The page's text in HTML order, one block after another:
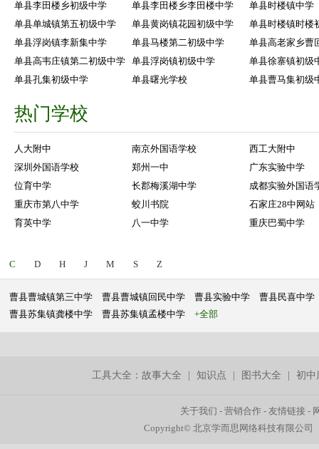
单县李田楼乡初级中学 单县李田楼乡李田楼中学
单县时楼镇中学
单县单城镇第五初级中学
单县黄岗镇花园初级中学
单县时楼镇时楼
单县浮岗镇李新集中学
单县马楼第二初级中学
单县高老家乡曹
单县高韦庄镇第二初级中学 单县浮岗镇初级中学
单县徐寨镇初级
单县孔集初级中学
单县曙光学校 单县曹马集初级
热门学校
人大附中 南京外国语学校
西工大附中
深圳外国语学校
郑州一中
广东实验中学
位育中学
长郡梅溪湖中学
成都实验外国语
重庆市第八中学
蛟川书院
石家庄28中网站
育英中学
八一中学 重庆巴蜀中学
C D H J M S Z
曹县曹城镇第三中学 曹县曹城镇回民中学 曹县实验中学
曹县民喜中学
曹县苏集镇龚楼中学
曹县苏集镇孟楼中学 +全部
工具大全：故事大全 |知识点 图书大全 |初中
关于我们 -营销合作 -友情链接 -
Copyright© 北京学而思网络科技有限公司